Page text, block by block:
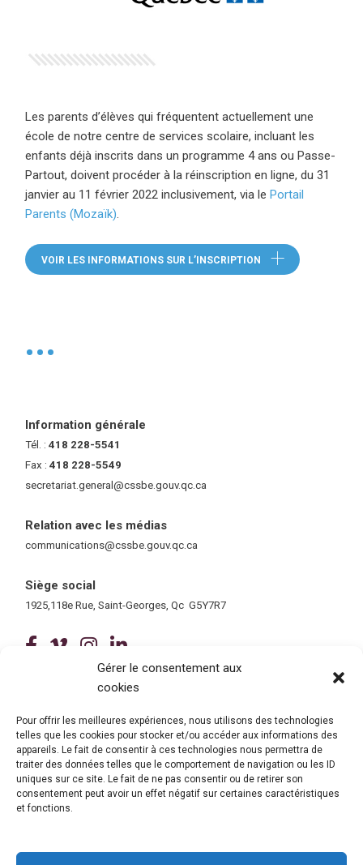
Gérer le consentement aux
cookies
Pour offrir les meilleures expériences, nous utilisons des technologies
telles que les cookies pour stocker et/ou accéder aux informations des
appareils. Le fait de consentir à ces technologies nous permettra de
traiter des données telles que le comportement de navigation ou les ID
uniques sur ce site. Le fait de ne pas consentir ou de retirer son
consentement peut avoir un effet négatif sur certaines caractéristiques
et fonctions.
Les parents d’élèves qui fréquentent actuellement une
école de notre centre de services scolaire, incluant les
enfants déjà inscrits dans un programme 4 ans ou Passe-
Partout, doivent procéder à la réinscription en ligne, du 31
janvier au 11 février 2022 inclusivement, via lePortail
Parents (Mozaïk)(ce lien ouvre dans une nouvelle fenêtre)
.
VOIR LES INFORMATIONS SUR L’INSCRIPTION
•
Information générale
Tél. :418 228-5541
Fax :418 228-5549
secretariat.general@cssbe.gouv.qc.ca
Relation avec les médias
communications@cssbe.gouv.qc.ca
Siège social
1925,118e Rue, Saint-Georges, Qc G5Y7R7
(ce lien ouvre dans une nouvelle
(ce lien ouvre dans une nouvelle
(ce lien ouvre dans une
Tous droits réservés © 2026 Centre de services scolaire de la
Politique de confidentialité|Accessibilité
Conception site web : Ubéo solutions web(ce lien ouvre dans une nouvelle